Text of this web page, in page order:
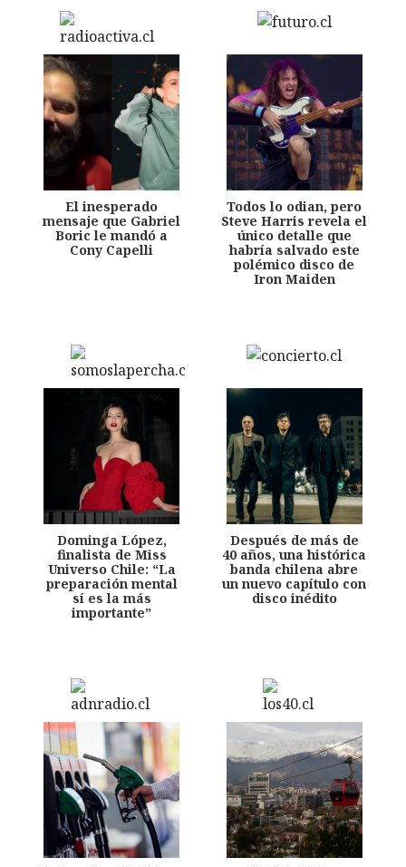
El inesperado
mensaje que Gabriel
Boric le mandó a
Cony Capelli
Todos lo odian, pero
Steve Harris revela el
único detalle que
habría salvado este
polémico disco de
Iron Maiden
Dominga López,
finalista de Miss
Universo Chile: “La
preparación mental
sí es la más
importante”
Después de más de
40 años, una histórica
banda chilena abre
un nuevo capítulo con
disco inédito